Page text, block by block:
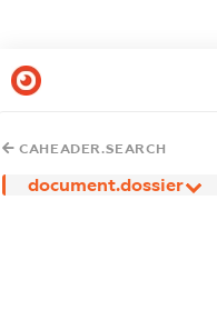
CAHEADER.SEARCH
document.dossier